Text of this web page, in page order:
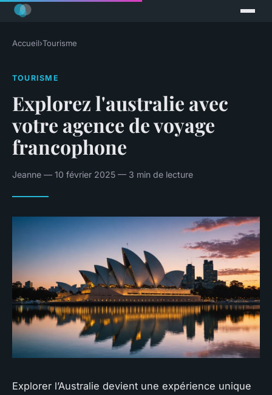
Accueil›Tourisme
TOURISME
Explorez l'australie avec
votre agence de voyage
francophone
Jeanne — 10 février 2025 — 3 min de lecture
Explorer l’Australie devient une expérience unique